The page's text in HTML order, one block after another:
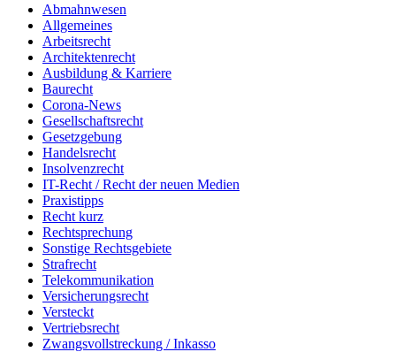
Abmahnwesen
Allgemeines
Arbeitsrecht
Architektenrecht
Ausbildung & Karriere
Baurecht
Corona-News
Gesellschaftsrecht
Gesetzgebung
Handelsrecht
Insolvenzrecht
IT-Recht / Recht der neuen Medien
Praxistipps
Recht kurz
Rechtsprechung
Sonstige Rechtsgebiete
Strafrecht
Telekommunikation
Versicherungsrecht
Versteckt
Vertriebsrecht
Zwangsvollstreckung / Inkasso